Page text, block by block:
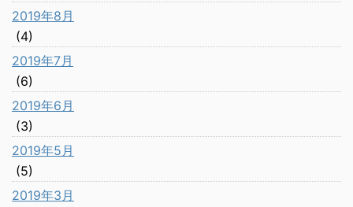
2019年8月
(4)
2019年7月
(6)
2019年6月
(3)
2019年5月
(5)
2019年3月